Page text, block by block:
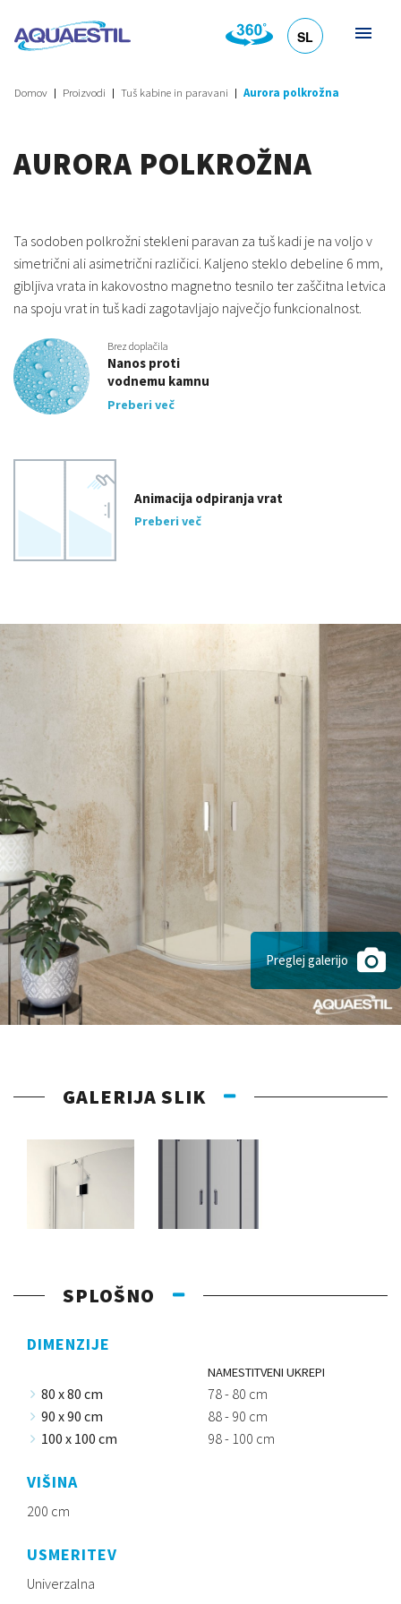
SL
Domov Proizvodi Tuš kabine in paravani Aurora polkrožna
AURORA POLKROŽNA
Ta sodoben polkrožni stekleni paravan za tuš kadi je na voljo v
simetrični ali asimetrični različici. Kaljeno steklo debeline 6 mm,
gibljiva vrata in kakovostno magnetno tesnilo ter zaščitna letvica
na spoju vrat in tuš kadi zagotavljajo največjo funkcionalnost.
Brez doplačila
Nanos proti
vodnemu kamnu
Preberi več
Animacija odpiranja vrat
Preberi več
Preglej galerijo
GALERIJA SLIK
SPLOŠNO
DIMENZIJE
NAMESTITVENI UKREPI
80 x 80 cm
78 - 80 cm
90 x 90 cm
88 - 90 cm
100 x 100 cm
98 - 100 cm
VIŠINA
200 cm
USMERITEV
Univerzalna